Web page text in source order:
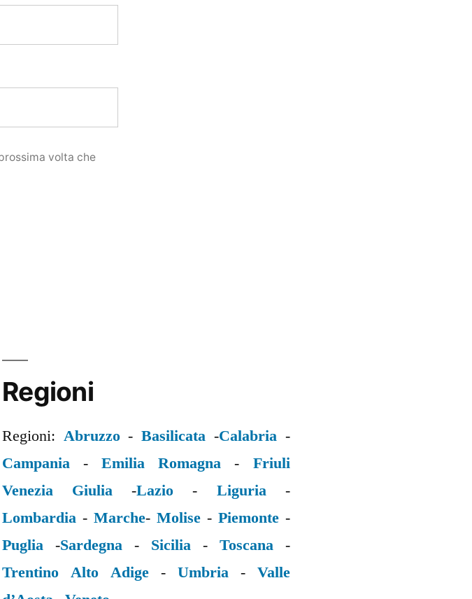
volta che
Regioni
Regioni: Abruzzo-Basilicata -Calabria-
Campania -Emilia Romagna - Friuli
Venezia Giulia -Lazio - Liguria-
Lombardia - Marche- Molise- Piemonte-
Puglia -Sardegna- Sicilia- Toscana-
Trentino Alto Adige- Umbria- Valle